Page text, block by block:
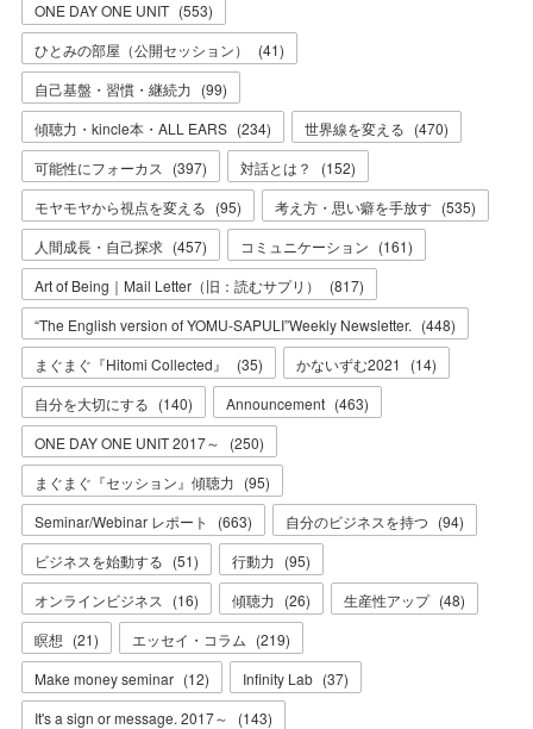
ONE DAY ONE UNIT (553)
ひとみの部屋（公開セッション）
(41)
自己基盤・習慣・継続力 (99)
傾聴力・kincle本・ALL EARS (234) 世界線を変える (470)
可能性にフォーカス
(397) 対話とは？ (152)
モヤモヤから視点を変える (95) 考え方・思い癖を手放す (535)
人間成長・自己探求 (457) コミュニケーション (161)
Art of Being｜Mail Letter（旧：読むサプリ）
(817)
“The English version of YOMU-SAPULI”Weekly Newsletter. (448)
まぐまぐ『Hitomi Collected』
(35) かないずむ2021 (14)
自分を大切にする (140) Announcement (463)
ONE DAY ONE UNIT 2017～
(250)
まぐまぐ『セッション』傾聴力 (95)
Seminar/Webinar レポート
(663) 自分のビジネスを持つ (94)
ビジネスを始動する (51) 行動力 (95)
オンラインビジネス
(16) 傾聴力 (26) 生産性アップ (48)
瞑想 (21) エッセイ・コラム (219)
Make money seminar (12) Infinity Lab (37)
It's a sign or message. 2017～
(143)